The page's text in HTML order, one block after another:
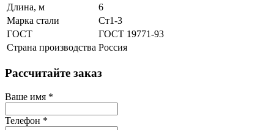
Длина, м
6
Марка стали
Ст1-3
ГОСТ
ГОСТ 19771-93
Страна производства Россия
Рассчитайте заказ
Ваше имя *
Телефон *